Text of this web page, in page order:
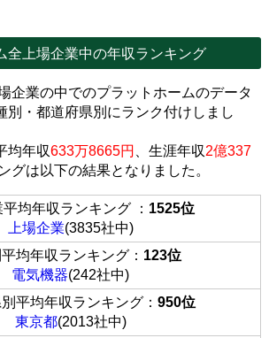
全上場企業中の年収ランキング
企業の中でのプラットホームのデータ
別・都道府県別にランク付けしまし
均年収633万8665円 、生涯年収2億337
グは以下の結果となりました。
平均年収ランキング ： 1525位
上場企業(3835社中)
均年収ランキング： 123位
電気機器(242社中)
平均年収ランキング：950位
東京都(2013社中)